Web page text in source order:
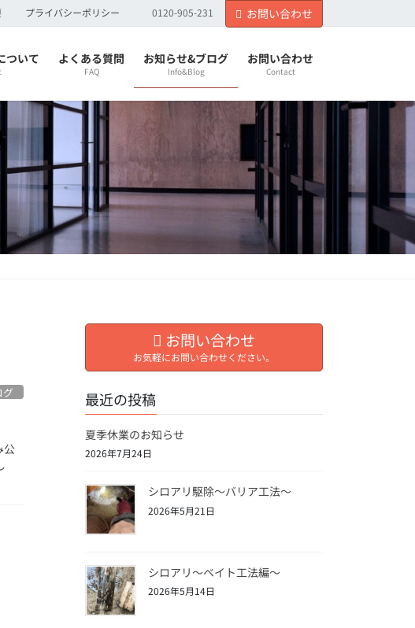
プライバシーポリシー 0120-905-231 お問い合わせ
ついて よくある質問
FAQ
お知らせ&ブログ
Info&Blog
お問い合わせ
Contact
グ
公
お問い合わせ
お気軽にお問い合わせください。
最近の投稿
夏季休業のお知らせ
2026年7月24日
シロアリ駆除〜バリア工法〜
2026年5月21日
シロアリ〜ベイト工法編〜
2026年5月14日